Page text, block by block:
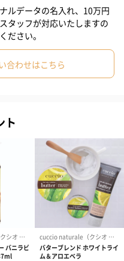
ナルとタッグを組み開発さ
キューティクルオイル(ネイ
さまざまな果実エキスや植
膚に潤いと安らぎを与えま
ささくれや乾燥から守るだ
養を与える働きをし、新し
ます。
ルデータの名入れ、10万円
タッフが対応いたしますの
ださい。
合わせはこちら
ト